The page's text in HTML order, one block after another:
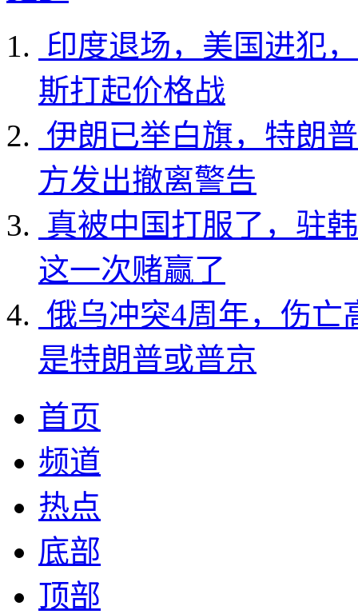
印度退场，美国进犯
斯打起价格战
伊朗已举白旗，特朗
方发出撤离警告
真被中国打服了，驻
这一次赌赢了
俄乌冲突4周年，伤亡
是特朗普或普京
首页
频道
热点
底部
顶部